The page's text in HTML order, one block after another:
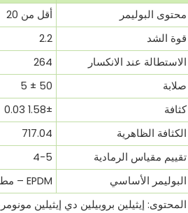
محتوى البوليمر أقل من 20
قوة الشد
2.2
الاستطالة عند الانكسار
264
صلابة
50 ± 5
كثافة
1.58± 0.03
الكثافة الظاهرية
717.04
تقييم مقياس الرمادية
4-5
البوليمر الأساسي
EPDM – مطاط إيثيلين بروبيلين ديين مونومر
المحتوى: إيثيلين بروبيلين دي إيثيلين